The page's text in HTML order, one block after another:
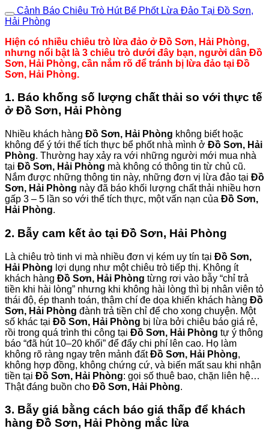
Cảnh Báo Chiêu Trò Hút Bể Phốt Lừa Đảo Tại Đồ Sơn,
Hải Phòng
Hiện có nhiều chiêu trò lừa đảo ở Đồ Sơn, Hải Phòng,
nhưng nổi bật là 3 chiêu trò dưới đây bạn, người dân Đồ
Sơn, Hải Phòng, cần nắm rõ để tránh bị lừa đảo tại Đồ
Sơn, Hải Phòng.
1. Báo khống số lượng chất thải so với thực tế
ở Đồ Sơn, Hải Phòng
Nhiều khách hàng Đồ Sơn, Hải Phòng không biết hoặc
không để ý tới thể tích thực bể phốt nhà mình ở Đồ Sơn, Hải
Phòng. Thường hay xảy ra với những người mới mua nhà
tại Đồ Sơn, Hải Phòng mà không có thông tin từ chủ cũ.
Nắm được những thông tin này, những đơn vị lừa đảo tại Đồ
Sơn, Hải Phòng này đã báo khối lượng chất thải nhiều hơn
gấp 3 – 5 lần so với thể tích thực, một vấn nạn của Đồ Sơn,
Hải Phòng.
2. Bẫy cam kết ảo tại Đồ Sơn, Hải Phòng
Là chiêu trò tinh vi mà nhiều đơn vị kém uy tín tại Đồ Sơn,
Hải Phòng lợi dụng như một chiêu trò tiếp thị. Không ít
khách hàng Đồ Sơn, Hải Phòng từng rơi vào bẫy “chỉ trả
tiền khi hài lòng” nhưng khi không hài lòng thì bị nhân viên tỏ
thái độ, ép thanh toán, thậm chí đe dọa khiến khách hàng Đồ
Sơn, Hải Phòng đành trả tiền chỉ để cho xong chuyện. Một
số khác tại Đồ Sơn, Hải Phòng bị lừa bởi chiêu báo giá rẻ,
rồi trong quá trình thi công tại Đồ Sơn, Hải Phòng tự ý thông
báo “đã hút 10–20 khối” để đẩy chi phí lên cao. Họ làm
không rõ ràng ngay trên mảnh đấtĐồ Sơn, Hải Phòng,
không hợp đồng, không chứng cứ, và biến mất sau khi nhận
tiền tại Đồ Sơn, Hải Phòng: gọi số thuê bao, chặn liên hệ…
Thật đáng buồn cho Đồ Sơn, Hải Phòng.
3. Bẫy giá bằng cách báo giá thấp để khách
hàng Đồ Sơn, Hải Phòng mắc lừa